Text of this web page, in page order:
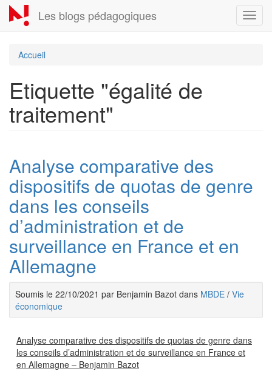
Aller
au
contenu
Les blogs pédagogiques
Accueil
Etiquette "égalité de
traitement"
Analyse comparative des
dispositifs de quotas de genre
dans les conseils
d’administration et de
surveillance en France et en
Allemagne
Soumis le 22/10/2021 par Benjamin Bazot dans MBDE / Vie
économique
Analyse comparative des dispositifs de quotas de genre dans
les conseils d’administration et de surveillance en France et
en Allemagne – Benjamin Bazot